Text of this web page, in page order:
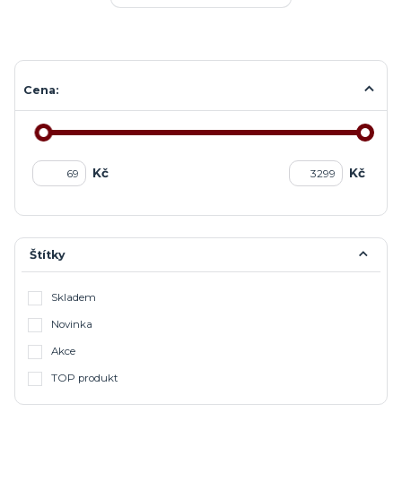
Cena:
Kč Kč
Štítky
Skladem
Novinka
Akce
TOP produkt